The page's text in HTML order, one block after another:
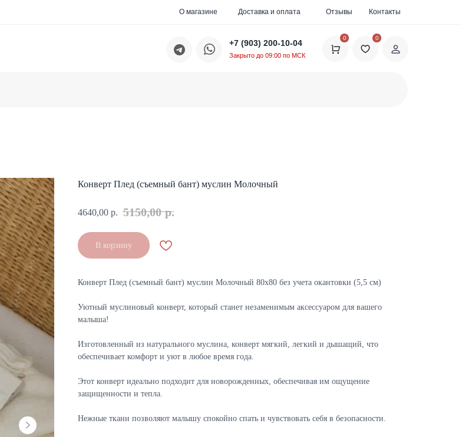
0 0
О магазине Контакты
Отзывы
Доставка и оплата
+7 (903) 200-10-04
Закрыто до 09:00 по МСК
Конверт Плед (съемный бант) муслин Молочный
4640,00 р. 5150,00 р.
В корзину
Конверт Плед (съемный бант) муслин Молочный 80х80 без учета окантовки (5,5 см)
Уютный муслиновый конверт, который станет незаменимым аксессуаром для вашего
малыша!
Изготовленный из натурального муслина, конверт мягкий, легкий и дышащий, что
обеспечивает комфорт и уют в любое время года.
Этот конверт идеально подходит для новорожденных, обеспечивая им ощущение
защищенности и тепла.
Нежные ткани позволяют малышу спокойно спать и чувствовать себя в безопасности.